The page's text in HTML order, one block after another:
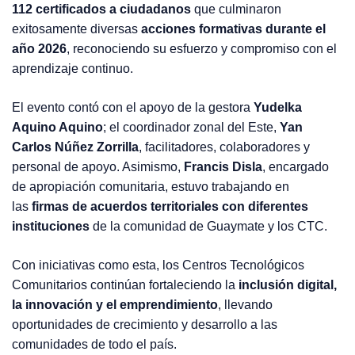
112 certificados a ciudadanosque culminaron
exitosamente diversasacciones formativas durante el
año 2026, reconociendo su esfuerzo y compromiso con el
aprendizaje continuo.
El evento contó con el apoyo de la gestoraYudelka
Aquino Aquino; el coordinador zonal del Este,Yan
Carlos Núñez Zorrilla, facilitadores, colaboradores y
personal de apoyo. Asimismo, Francis Disla, encargado
de apropiación comunitaria, estuvo trabajando en
lasfirmas de acuerdos territoriales con diferentes
instituciones de la comunidad de Guaymate y los CTC.
Con iniciativas como esta, los Centros Tecnológicos
Comunitarios continúan fortaleciendo la inclusión digital,
la innovación y el emprendimiento, llevando
oportunidades de crecimiento y desarrollo a las
comunidades de todo el país.